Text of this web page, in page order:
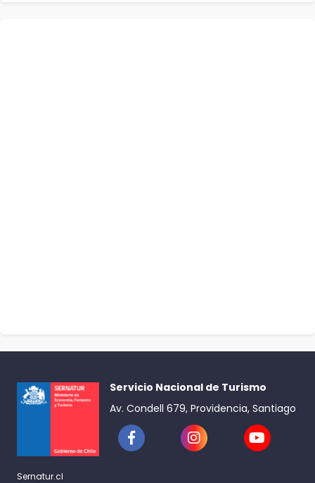
Servicio Nacional de Turismo
Av. Condell 679, Providencia, Santiago
Sernatur.cl